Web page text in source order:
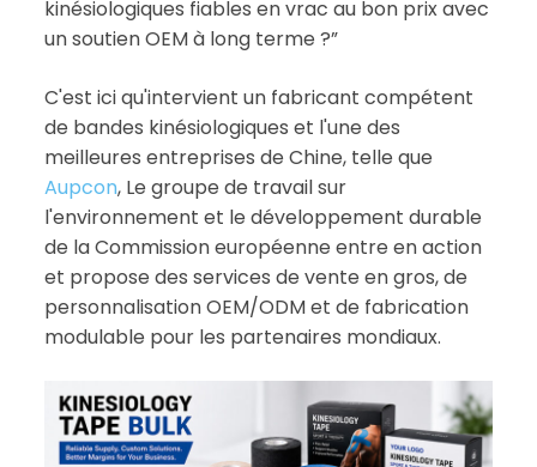
kinésiologiques fiables en vrac au bon prix avec
un soutien OEM à long terme ?”
C'est ici qu'intervient un fabricant compétent
de bandes kinésiologiques et l'une des
meilleures entreprises de Chine, telle que
Aupcon, Le groupe de travail sur
l'environnement et le développement durable
de la Commission européenne entre en action
et propose des services de vente en gros, de
personnalisation OEM/ODM et de fabrication
modulable pour les partenaires mondiaux.